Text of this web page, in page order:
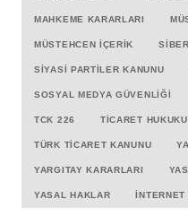
MAHKEME KARARLARI
MÜSTEHCEN İÇERIK
SIYASI PARTILER KANUNU
SOSYAL MEDYA GÜVENLIĞI
TCK 226 TICARET HUKUKU
TÜRK TICARET KANUNU
YARGITAY KARARLARI
YASAL HAKLAR İNTERNET